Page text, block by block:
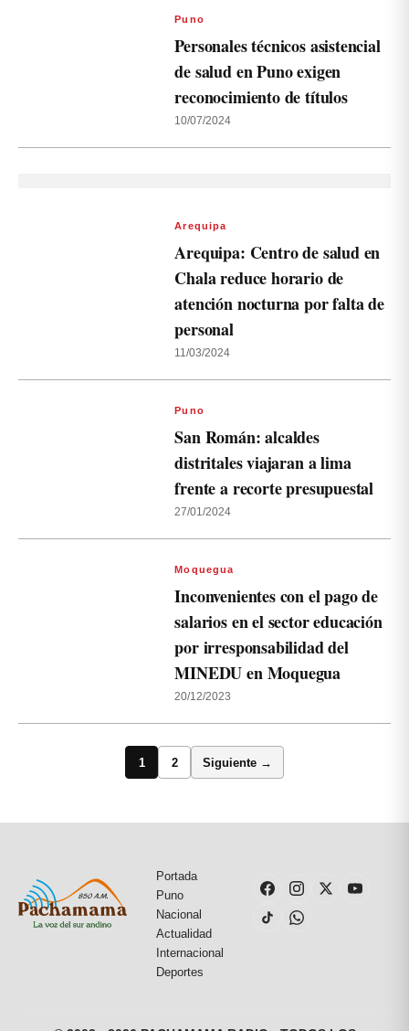
Puno
Personales técnicos asistencial
de salud en Puno exigen
reconocimiento de títulos
10/07/2024
Arequipa
Arequipa: Centro de salud en
Chala reduce horario de
atención nocturna por falta de
personal
11/03/2024
Puno
San Román: alcaldes
distritales viajaran a lima
frente a recorte presupuestal
27/01/2024
Moquegua
Inconvenientes con el pago de
salarios en el sector educación
por irresponsabilidad del
MINEDU en Moquegua
20/12/2023
1 2 Siguiente →
Portada
Puno
Nacional
Actualidad
Internacional
Deportes